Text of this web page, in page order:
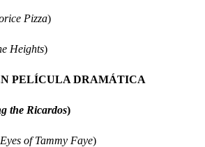
Pizza)
Heights)
PELÍCULA DRAMÁTICA
the Ricardos)
of Tammy Faye)